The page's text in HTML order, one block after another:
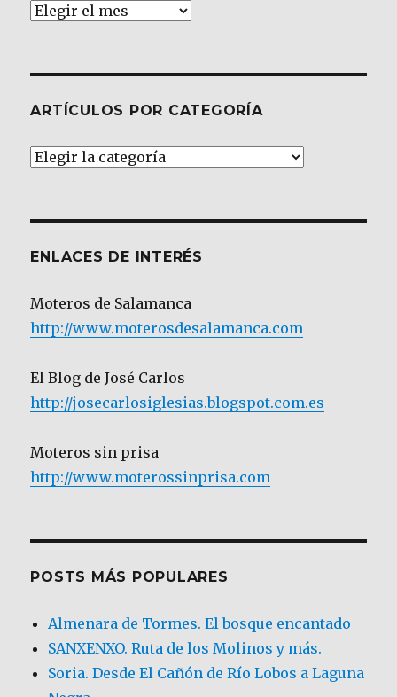
Archivos
ARTÍCULOS POR CATEGORÍA
Artículos
ENLACES DE INTERÉS
Moteros de Salamanca
http://www.moterosdesalamanca.com
El Blog de José Carlos
http://josecarlosiglesias.blogspot.com.es
Moteros sin prisa
http://www.moterossinprisa.com
POSTS MÁS POPULARES
Almenara de Tormes. El bosque encantado
SANXENXO. Ruta de los Molinos y más.
Soria. Desde El Cañón de Río Lobos a Laguna